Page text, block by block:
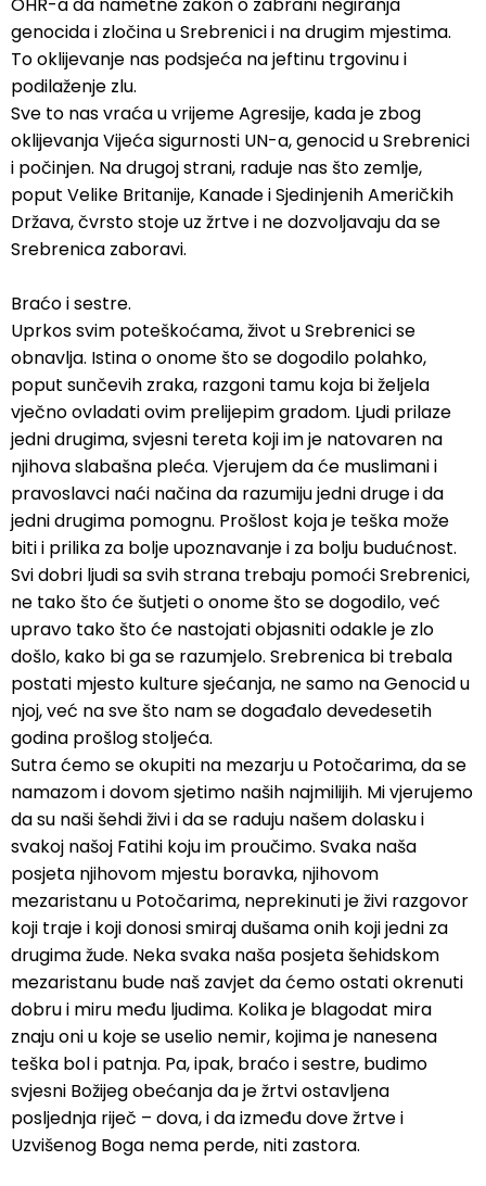
OHR-a da nametne zakon o zabrani negiranja
genocida i zločina u Srebrenici i na drugim mjestima.
To oklijevanje nas podsjeća na jeftinu trgovinu i
podilaženje zlu.
Sve to nas vraća u vrijeme Agresije, kada je zbog
oklijevanja Vijeća sigurnosti UN-a, genocid u Srebrenici
i počinjen. Na drugoj strani, raduje nas što zemlje,
poput Velike Britanije, Kanade i Sjedinjenih Američkih
Država, čvrsto stoje uz žrtve i ne dozvoljavaju da se
Srebrenica zaboravi.
Braćo i sestre.
Uprkos svim poteškoćama, život u Srebrenici se
obnavlja. Istina o onome što se dogodilo polahko,
poput sunčevih zraka, razgoni tamu koja bi željela
vječno ovladati ovim prelijepim gradom. Ljudi prilaze
jedni drugima, svjesni tereta koji im je natovaren na
njihova slabašna pleća. Vjerujem da će muslimani i
pravoslavci naći načina da razumiju jedni druge i da
jedni drugima pomognu. Prošlost koja je teška može
biti i prilika za bolje upoznavanje i za bolju budućnost.
Svi dobri ljudi sa svih strana trebaju pomoći Srebrenici,
ne tako što će šutjeti o onome što se dogodilo, već
upravo tako što će nastojati objasniti odakle je zlo
došlo, kako bi ga se razumjelo. Srebrenica bi trebala
postati mjesto kulture sjećanja, ne samo na Genocid u
njoj, već na sve što nam se događalo devedesetih
godina prošlog stoljeća.
Sutra ćemo se okupiti na mezarju u Potočarima, da se
namazom i dovom sjetimo naših najmilijih. Mi vjerujemo
da su naši šehdi živi i da se raduju našem dolasku i
svakoj našoj Fatihi koju im proučimo. Svaka naša
posjeta njihovom mjestu boravka, njihovom
mezaristanu u Potočarima, neprekinuti je živi razgovor
koji traje i koji donosi smiraj dušama onih koji jedni za
drugima žude. Neka svaka naša posjeta šehidskom
mezaristanu bude naš zavjet da ćemo ostati okrenuti
dobru i miru među ljudima. Kolika je blagodat mira
znaju oni u koje se uselio nemir, kojima je nanesena
teška bol i patnja. Pa, ipak, braćo i sestre, budimo
svjesni Božijeg obećanja da je žrtvi ostavljena
posljednja riječ – dova, i da između dove žrtve i
Uzvišenog Boga nema perde, niti zastora.